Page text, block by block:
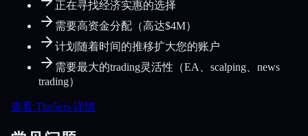
正在寻找经济实惠的选择
需要高资金分配（高达$4M）
计划随着时间的推移扩大您的账户
需要最大的trading灵活性（EA、scalping、news
trading）
查看 The5ers 详情